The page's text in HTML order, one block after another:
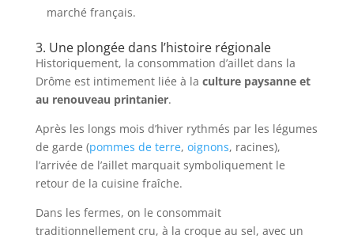
marché français.
3. Une plongée dans l’histoire régionale
Historiquement, la consommation d’aillet dans la
Drôme est intimement liée à la culture paysanne et
au renouveau printanier.
Après les longs mois d’hiver rythmés par les légumes
de garde (pommes de terre, oignons, racines),
l’arrivée de l’aillet marquait symboliquement le
retour de la cuisine fraîche.
Dans les fermes, on le consommait
traditionnellement cru, à la croque au sel, avec un